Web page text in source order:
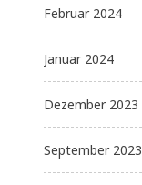
Februar 2024
Januar 2024
Dezember 2023
September 2023